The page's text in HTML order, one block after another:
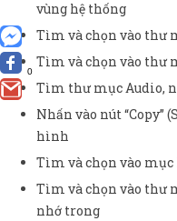
0
vùng hệ thống
Tìm và chọn vào thư
Tìm và chọn vào thư
Tìm thư mục Audio,
Nhấn vào nút “Copy”
hình
Tìm và chọn vào
Tìm và chọn vào thư
nhớ trong